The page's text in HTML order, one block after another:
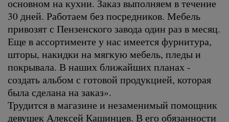
основном на кухни. Заказ выполняем в течение
30 дней. Работаем без посредников. Мебель
привозят с Пензенского завода один раз в месяц.
Еще в ассортименте у нас имеется фурнитура,
шторы, накидки на мягкую мебель, пледы и
покрывала. В наших ближайших планах -
создать альбом с готовой продукцией, которая
была сделана на заказ».
Трудится в магазине и незаменимый помощник
девушек Алексей Кашинцев. В его обязанности